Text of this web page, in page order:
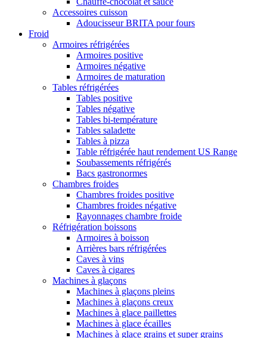
Accessoires cuisson
Adoucisseur BRITA pour fours
Froid
Armoires réfrigérées
Armoires positive
Armoires négative
Armoires de maturation
Tables réfrigérées
Tables positive
Tables négative
Tables bi-température
Tables saladette
Tables à pizza
Table réfrigérée haut rendement US Range
Soubassements réfrigérés
Bacs gastronormes
Chambres froides
Chambres froides positive
Chambres froides négative
Rayonnages chambre froide
Réfrigération boissons
Armoires à boisson
Arrières bars réfrigérées
Caves à vins
Caves à cigares
Machines à glaçons
Machines à glaçons pleins
Machines à glaçons creux
Machines à glace paillettes
Machines à glace écailles
Machines à glace grains et super grains